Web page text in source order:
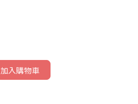
加入購物車